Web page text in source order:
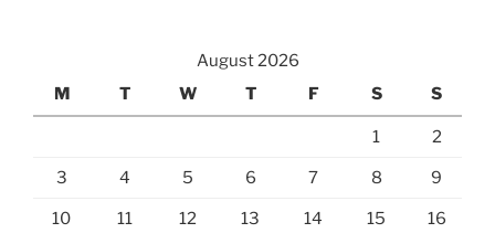
August 2026
M
T W T F S S
1 2
3 4 5 6 7 8 9
10 11 12 13 14 15 16